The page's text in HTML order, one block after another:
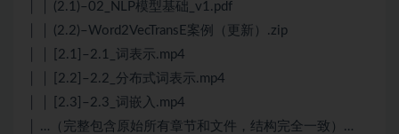
│ │ (2.1)–02_NLP模型基础_v1.pdf
│ │ (2.2)–Word2VecTransE案例（更新）.zip
│ │ [2.1]–2.1_词表示.mp4
│ │ [2.2]–2.2_分布式词表示.mp4
│ │ [2.3]–2.3_词嵌入.mp4
│ …（完整包含原始所有章节和文件，结构完全一致）…